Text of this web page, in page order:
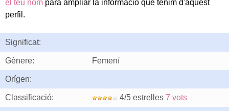
el teu nom para ampliar la informació que tenim d'aquest
perfil.
Significat:
Gènere: Femení
Orígen:
Classificació: 4/5 estrelles 7 vots